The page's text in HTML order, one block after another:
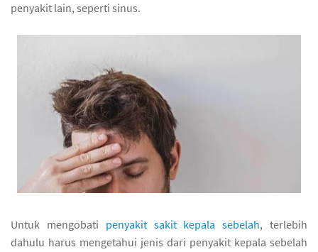
penyakit lain, seperti sinus.
Untuk mengobati penyakit sakit kepala sebelah, terlebih
dahulu harus mengetahui jenis dari penyakit kepala sebelah